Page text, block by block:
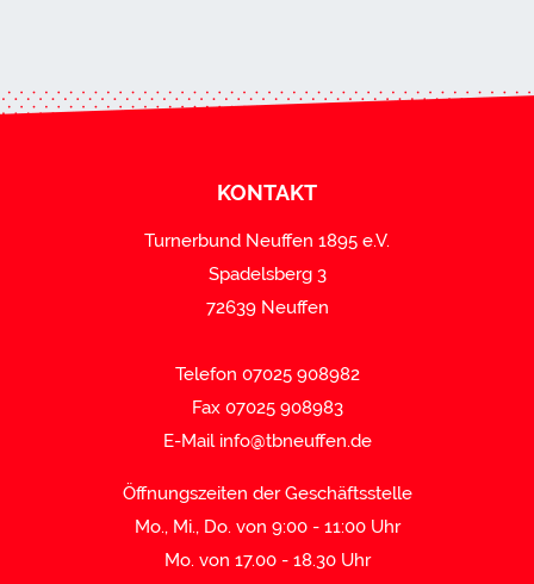
KONTAKT
Turnerbund Neuffen 1895 e.V.
Spadelsberg 3
72639 Neuffen
Telefon 07025 908982
Fax 07025 908983
E-Mail info@tbneuffen.de
Öffnungszeiten der Geschäftsstelle
Mo., Mi., Do. von 9:00 - 11:00 Uhr
Mo. von 17.00 - 18.30 Uhr